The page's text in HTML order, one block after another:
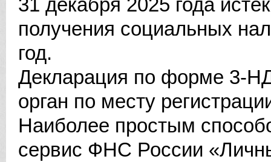
31 декабря 2025 года
получения социальных
год.
Декларация по форме 3-
орган по месту
Наиболее простым
сервис ФНС России